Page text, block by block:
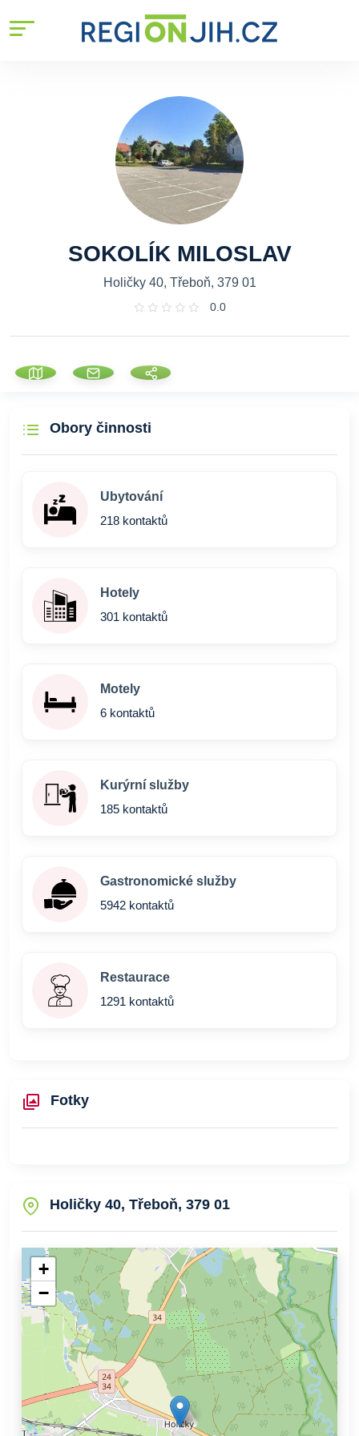
SOKOLÍK MILOSLAV
Holičky 40, Třeboň, 379 01
0.0
Obory činnosti
Ubytování
218 kontaktů
Hotely
301 kontaktů
Motely
6 kontaktů
Kurýrní služby
185 kontaktů
Gastronomické služby
5942 kontaktů
Restaurace
1291 kontaktů
Fotky
Holičky 40, Třeboň, 379 01
+
−